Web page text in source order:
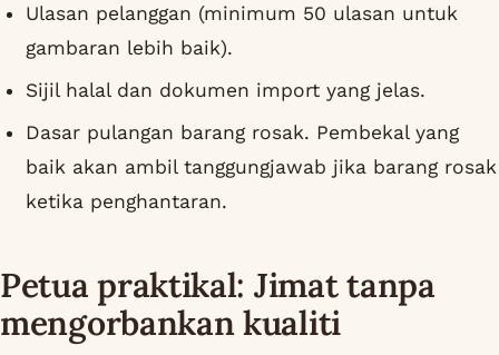
Ulasan pelanggan (minimum 50 ulasan untuk
gambaran lebih baik).
Sijil halal dan dokumen import yang jelas.
Dasar pulangan barang rosak. Pembekal yang
baik akan ambil tanggungjawab jika barang rosak
ketika penghantaran.
Petua praktikal: Jimat tanpa
mengorbankan kualiti